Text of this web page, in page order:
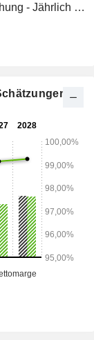
- Jährlich 2026